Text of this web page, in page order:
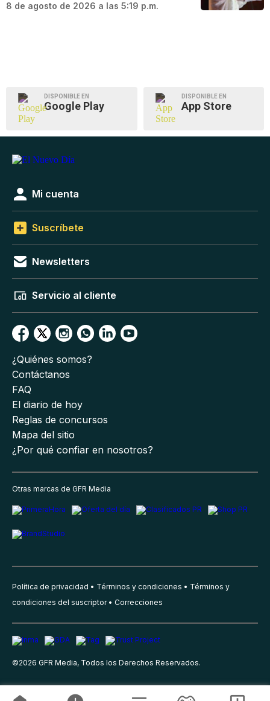
8 de agosto de 2026 a las 5:19 p.m.
DISPONIBLE EN
Google Play
DISPONIBLE EN
App Store
Mi cuenta
Suscríbete
Newsletters
Servicio al cliente
¿Quiénes somos?
Contáctanos
FAQ
El diario de hoy
Reglas de concursos
Mapa del sitio
¿Por qué confiar en nosotros?
Otras marcas de GFR Media
Política de privacidad Términos y condiciones
Términos y
condiciones del suscriptor
Correcciones
©2026 GFR Media, Todos los Derechos Reservados.